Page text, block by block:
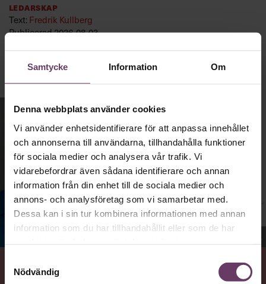
Samtycke Information Om
Denna webbplats använder cookies
Vi använder enhetsidentifierare för att anpassa innehållet
och annonserna till användarna, tillhandahålla funktioner
för sociala medier och analysera vår trafik. Vi
vidarebefordrar även sådana identifierare och annan
information från din enhet till de sociala medier och
annons- och analysföretag som vi samarbetar med.
Dessa kan i sin tur kombinera informationen med annan
information som du har tillhandahållit eller som de har
Nödvändig
Ledarskap
Text: Fredrik Kullberg
Publicerad2026-08-03